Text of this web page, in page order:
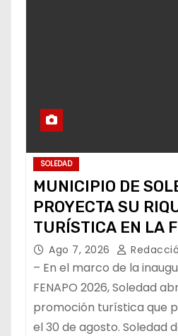
SOLEDAD
MUNICIPIO DE
PROYECTA SU
TURÍSTICA EN LA
NACIONAL
Ago 7, 2026
– En el marco de la
FENAPO 2026, Soledad
promoción turística que
el 30 de agosto. Soledad